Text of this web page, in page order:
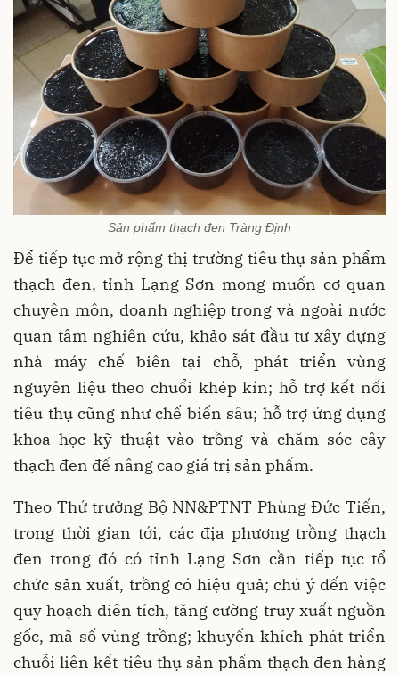
Sản phẩm thạch đen Tràng Định
Để tiếp tục mở rộng thị trường tiêu thụ sản phẩm
thạch đen, tỉnh Lạng Sơn mong muốn cơ quan
chuyên môn, doanh nghiệp trong và ngoài nước
quan tâm nghiên cứu, khảo sát đầu tư xây dựng
nhà máy chế biên tại chỗ, phát triển vùng
nguyên liệu theo chuổi khép kín; hỗ trợ kết nối
tiêu thụ cũng như chế biến sâu; hỗ trợ ứng dụng
khoa học kỹ thuật vào trồng và chăm sóc cây
thạch đen để nâng cao giá trị sản phẩm.
Theo Thứ trưởng Bộ NN&PTNT Phùng Đức Tiến,
trong thời gian tới, các địa phương trồng thạch
đen trong đó có tỉnh Lạng Sơn cần tiếp tục tổ
chức sản xuất, trồng có hiệu quả; chú ý đến việc
quy hoạch diên tích, tăng cường truy xuất nguồn
gốc, mã số vùng trồng; khuyến khích phát triển
chuỗi liên kết tiêu thụ sản phẩm thạch đen hàng